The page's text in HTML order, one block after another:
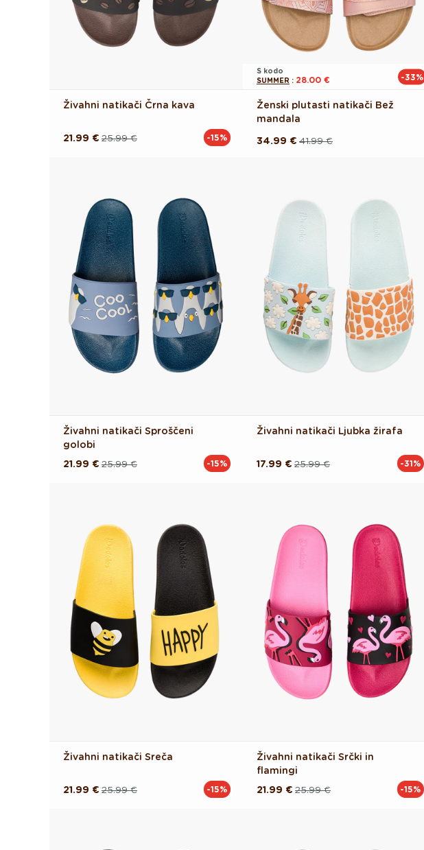
Živahni natikači Črna kava
Redna 25.99 €
Akcijska
21.99 € -15%
S kodo
SUMMER : 28.00 € -33%
Ženski plutasti natikači Bež
mandala
Redna
41.99 €
Akcijska
34.99 €
Živahni natikači Sproščeni
golobi
Redna 25.99 €
Akcijska
21.99 € -15%
Živahni natikači Ljubka žirafa
Redna 25.99 €
Akcijska
17.99 € -31%
Živahni natikači Sreča
Redna 25.99 €
Akcijska
21.99 € -15%
Živahni natikači Srčki in
flamingi
Redna 25.99 €
Akcijska
21.99 € -15%